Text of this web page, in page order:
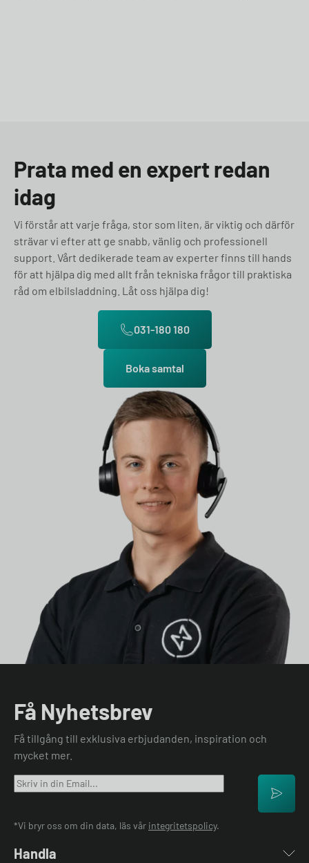
Prata med en expert redan
idag
Vi förstår att varje fråga, stor som liten, är viktig och därför
strävar vi efter att ge snabb, vänlig och professionell
support. Vårt dedikerade team av experter finns till hands
för att hjälpa dig med allt från tekniska frågor till praktiska
råd om elbilsladdning. Låt oss hjälpa dig!
031-180 180
Boka samtal
Få Nyhetsbrev
Få tillgång till exklusiva erbjudanden, inspiration och
mycket mer.
*Vi bryr oss om din data, läs vår integritetspolicy.
Handla